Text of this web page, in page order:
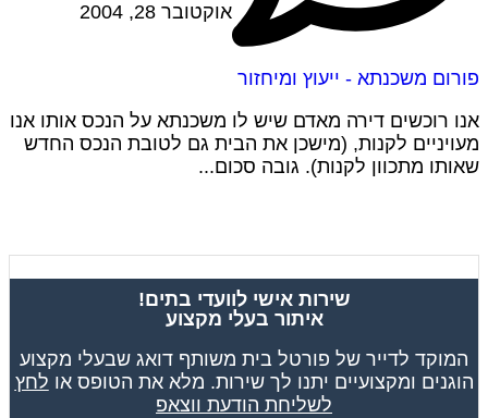
פורום משכנתא - ייעוץ ומיחזור
אוקטובר 28, 2004
אנו רוכשים דירה מאדם שיש לו משכנתא על הנכס אותו אנו
מעויניים לקנות, (מישכן את הבית גם לטובת הנכס החדש
שאותו מתכוון לקנות). גובה סכום...
שירות אישי לוועדי בתים!
איתור בעלי מקצוע
המוקד לדייר של פורטל בית משותף דואג שבעלי מקצוע
הוגנים ומקצועיים יתנו לך שירות. מלא את הטופס או לחץ
לשליחת הודעת ווצאפ